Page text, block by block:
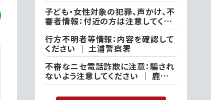
子ども・女性対象の犯罪、声かけ、不
審者情報：付近の方は注意してくだ
さい ｜ 土浦警察署
行方不明者等情報：内容を確認して
ください ｜ 土浦警察署
不審なニセ電話詐欺に注意：騙され
ないよう注意してください ｜ 鹿嶋
警察署